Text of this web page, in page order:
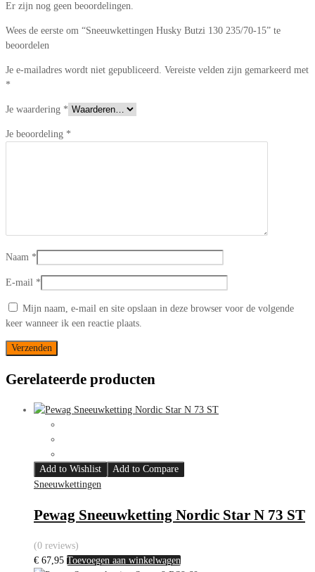
Er zijn nog geen beoordelingen.
Wees de eerste om “Sneeuwkettingen Husky Butzi 130 235/70-15” te
beoordelen
Je e-mailadres wordt niet gepubliceerd. Vereiste velden zijn gemarkeerd met
*
Je waardering *
Je beoordeling *
Naam *
E-mail *
Mijn naam, e-mail en site opslaan in deze browser voor de volgende
keer wanneer ik een reactie plaats.
Gerelateerde producten
Add to Wishlist
Add to Compare
Sneeuwkettingen
Pewag Sneeuwketting Nordic Star N 73 ST
(0 reviews)
€ 67,95 Toevoegen aan winkelwagen